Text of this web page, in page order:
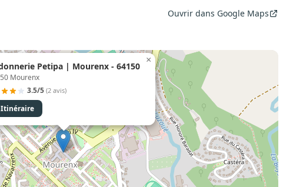
Ouvrir dans Google Maps
Petipa | Mourenx - 64150
Mourenx
3.5/5 (2 avis)
Itinéraire
×